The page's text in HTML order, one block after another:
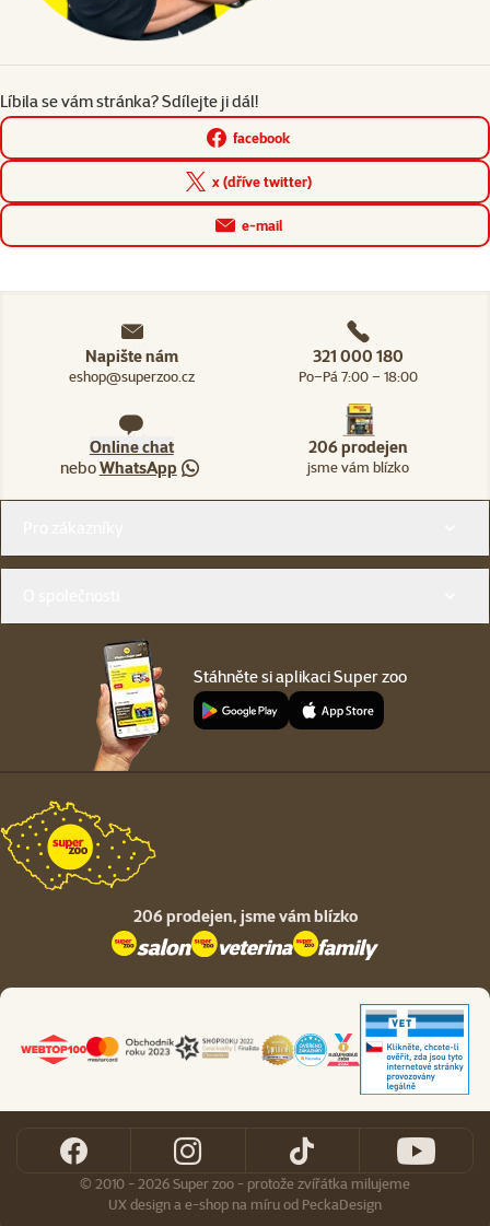
Líbila se vám stránka? Sdílejte ji dál!
facebook
x (dříve twitter)
e-mail
Napište nám
eshop@superzoo.cz
321 000 180
Po–Pá 7:00 – 18:00
Online chat
neboWhatsApp
206 prodejen
jsme vám blízko
Stáhněte si aplikaci Super zoo
206 prodejen, jsme vám blízko
© 2010 - 2026 Super zoo - protože zvířátka milujeme
UX designa e-shop na míruod PeckaDesign